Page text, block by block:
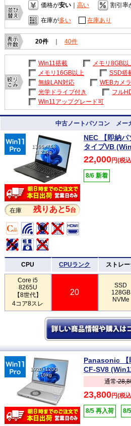
価格が安い｜ 高い 割引率
在庫が多い 在庫あり
20件 ｜ 40件
Win11搭載
メモリ8GB以
メモリ16GB以上
SSD搭
無線LAN対応
WEBカメ
光学ドライブ付き
フル
Win11アップグレード可
中古ノートパソコン メー
1366×768
1.23kg
在庫 残りあと5台
NEC 【即納
タイプVB
22,000円(税
8/6 新着
CPU CPUランク ストレ
Core i5
8265U
【8世代】
4コア8スレ
20
SSD
128GB
NVMe
1920×1200
1.16kg
Panasonic 【
CF-SV8
通常
23,800円(税
8/5 再入荷 8/